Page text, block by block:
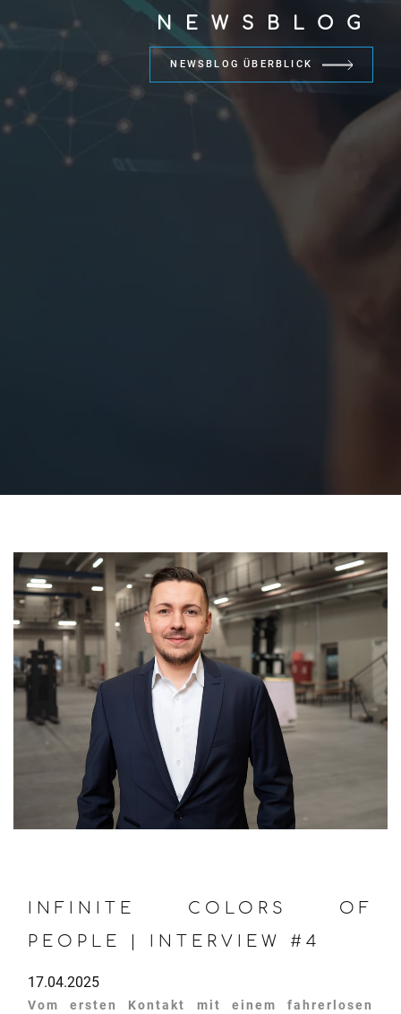
NEWSBLOG
NEWSBLOG ÜBERBLICK
INFINITE COLORS OF
PEOPLE | INTERVIEW #4
17.04.2025
Vom ersten Kontakt mit einem fahrerlosen